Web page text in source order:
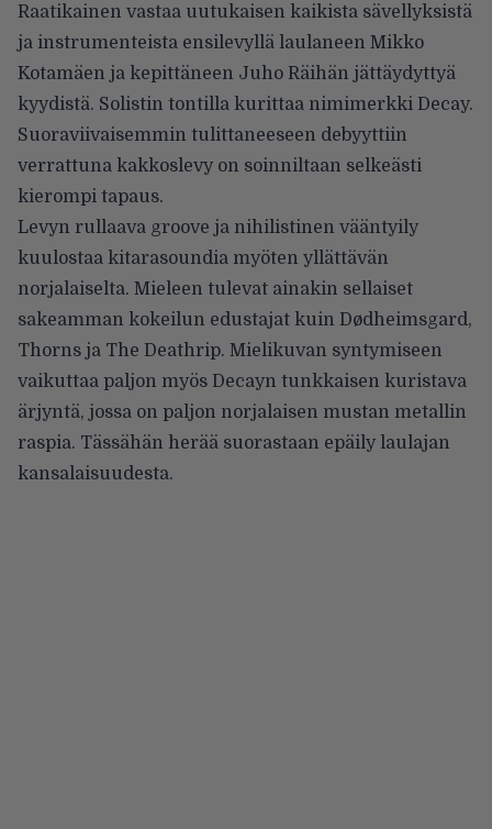
Raatikainen vastaa uutukaisen kaikista sävellyksistä
ja instrumenteista ensilevyllä laulaneen Mikko
Kotamäen ja kepittäneen Juho Räihän jättäydyttyä
kyydistä. Solistin tontilla kurittaa nimimerkki Decay.
Suoraviivaisemmin tulittaneeseen debyyttiin
verrattuna kakkoslevy on soinniltaan selkeästi
kierompi tapaus.
Levyn rullaava groove ja nihilistinen vääntyily
kuulostaa kitarasoundia myöten yllättävän
norjalaiselta. Mieleen tulevat ainakin sellaiset
sakeamman kokeilun edustajat kuin Dødheimsgard,
Thorns ja The Deathrip. Mielikuvan syntymiseen
vaikuttaa paljon myös Decayn tunkkaisen kuristava
ärjyntä, jossa on paljon norjalaisen mustan metallin
raspia. Tässähän herää suorastaan epäily laulajan
kansalaisuudesta.